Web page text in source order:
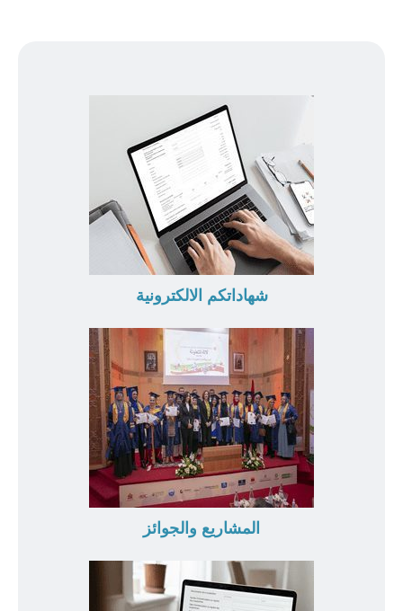
شهاداتكم الالكترونية
المشاريع والجوائز